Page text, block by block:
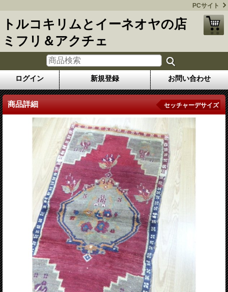
PCサイト
トルコキリムとイーネオヤの店
ミフリ＆アクチェ
ログイン 新規登録 お問い合わせ
商品詳細 セッチャーデサイズ